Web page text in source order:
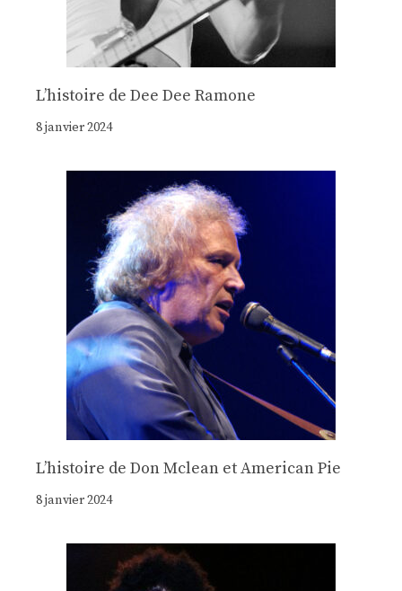
Lʼhistoire de Dee Dee Ramone
8 janvier 2024
Lʼhistoire de Don Mclean et American Pie
8 janvier 2024